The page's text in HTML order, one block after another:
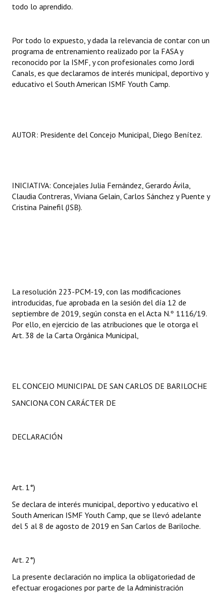
todo lo aprendido.
Por todo lo expuesto, y dada la relevancia de contar con un
programa de entrenamiento realizado por la FASA y
reconocido por la ISMF, y con profesionales como Jordi
Canals, es que declaramos de interés municipal, deportivo y
educativo el South American ISMF Youth Camp.
AUTOR: Presidente del Concejo Municipal, Diego Benítez.
INICIATIVA: Concejales Julia Fernández, Gerardo Ávila,
Claudia Contreras, Viviana Gelain, Carlos Sánchez y Puente y
Cristina Painefil (JSB).
La resolución 223-PCM-19, con las modificaciones
introducidas, fue aprobada en la sesión del día 12 de
septiembre de 2019, según consta en el Acta N.º 1116/19.
Por ello, en ejercicio de las atribuciones que le otorga el
Art. 38 de la Carta Orgánica Municipal,
EL CONCEJO MUNICIPAL DE SAN CARLOS DE BARILOCHE
SANCIONA CON CARÁCTER DE
DECLARACIÓN
Art. 1°)
Se declara de interés municipal, deportivo y educativo el
South American ISMF Youth Camp, que se llevó adelante
del 5 al 8 de agosto de 2019 en San Carlos de Bariloche.
Art. 2°)
La presente declaración no implica la obligatoriedad de
efectuar erogaciones por parte de la Administración